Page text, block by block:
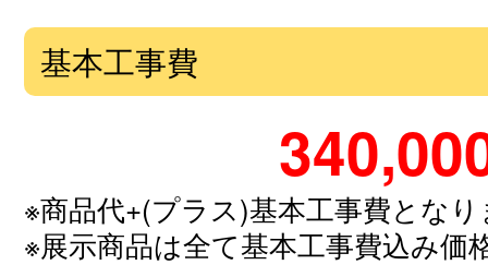
基本工事費
※商品代+(プラス)基本工事費とな
※展示商品は全て基本工事費込み価